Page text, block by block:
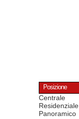
Posizione
Centrale
Residenziale
Panoramico